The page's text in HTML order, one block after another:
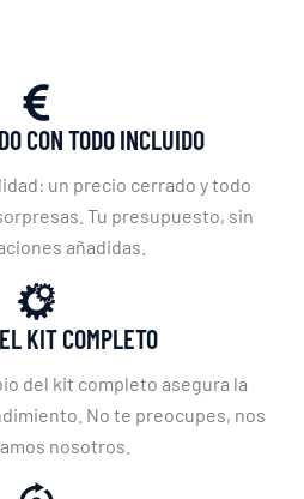
CON TODO INCLUIDO
un precio cerrado y todo
Tu presupuesto, sin
añadidas.
KIT COMPLETO
del kit completo asegura la
No te preocupes, nos
nosotros.